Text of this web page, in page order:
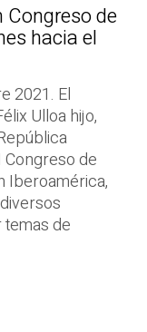
Congreso de
hacia el
2021. El
Ulloa hijo,
Congreso de
Iberoamérica,
de